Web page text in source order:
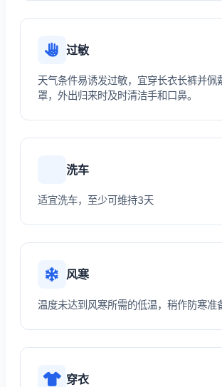
过敏
天气条件易诱发过敏，宜穿长衣长裤并佩
罩，外出归来时及时清洁手和口鼻。
洗车
适宜洗车，至少可维持3天
风寒
温度未达到风寒所需的低温，稍作防寒准
穿衣